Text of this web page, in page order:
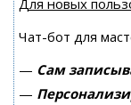
Для новых
Чат-бот для
— Сам
—